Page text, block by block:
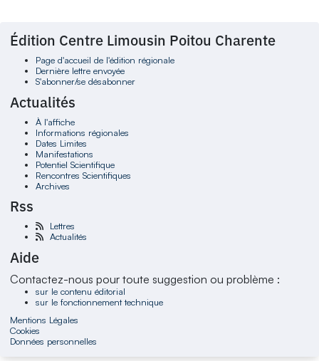
Édition Centre Limousin Poitou Charente
Page d'accueil de l'édition régionale
Dernière lettre envoyée
S'abonner/se désabonner
Actualités
À l'affiche
Informations régionales
Dates Limites
Manifestations
Potentiel Scientifique
Rencontres Scientifiques
Archives
Rss
Lettres
Actualités
Aide
Contactez-nous pour toute suggestion ou problème :
sur le contenu éditorial
sur le fonctionnement technique
Mentions Légales
Cookies
Données personnelles